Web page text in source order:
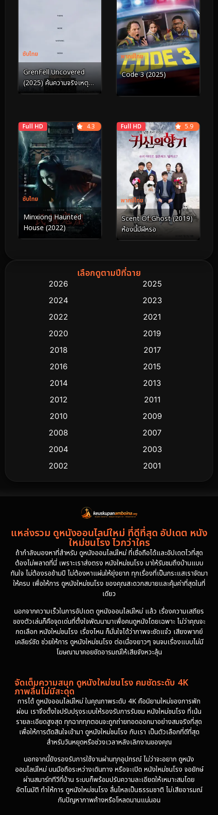
ซับไทย
GrenFell Uncovered
(2025) ค้นความจริงเหตุ
เพลิงไหม้เกรมเฟลล์
พากย์ไทย
Code 3 (2025)
Full HD
ซับไทย
4.3
Minxiong Haunted
House (2022)
Full HD
พากย์ไทย
5.9
Scent Of Ghost (2019)
ห้องนี้มีผีหรอ
เลือกดูตามปีที่ฉาย
2026
2025
2024
2023
2022
2021
2020
2019
2018
2017
2016
2015
2014
2013
2012
2011
2010
2009
2008
2007
2004
2003
2002
2001
2000
1997
1986
1985
1981
1978
1974
แหล่งรวม ดูหนังออนไลน์ใหม่ ที่ดีที่สุด อัปเดต หนัง
ใหม่ชนโรง ไวกว่าใคร
ถ้ากำลังมองหาที่สำหรับ ดูหนังออนไลน์ใหม่ ที่เชื่อถือได้และอัปเดตไวที่สุด
ต้องไม่พลาดที่นี่ เพราะเราส่งตรง หนังใหม่ชนโรง มาให้รับชมถึงบ้านแบบ
ทันใจ ไม่ต้องรอข้ามปี ไม่ต้องหาแผ่นให้ยุ่งยาก ทุกเรื่องที่เป็นกระแสเราจัดมา
ให้ครบ เพื่อให้การ ดูหนังใหม่ชนโรง ของคุณสะดวกสบายและคุ้มค่าที่สุดในที่
เดียว
นอกจากความเร็วในการอัปเดต ดูหนังออนไลน์ใหม่ แล้ว เรื่องความเสถียร
ของตัวเล่นก็คือจุดเด่นที่ตั้งใจพัฒนามาเพื่อคนดูหนังโดยเฉพาะ ไม่ว่าคุณจะ
กดเลือก หนังใหม่ชนโรง เรื่องไหน ก็มั่นใจได้ว่าภาพจะชัดแจ๋ว เสียงพากย์
เคลียร์ชัด ช่วยให้การ ดูหนังใหม่ชนโรง ต่อเนื่องยาวๆ จนจบเรื่องแบบไม่มี
โฆษณามาคอยขัดอารมณ์ให้เสียจังหวะลุ้น
จัดเต็มความสนุก ดูหนังใหม่ชนโรง คมชัดระดับ 4K
ภาพลื่นไม่มีสะดุด
การได้ ดูหนังออนไลน์ใหม่ ในคุณภาพระดับ 4K คือนิยามใหม่ของการพัก
ผ่อน เราจึงตั้งใจปรับปรุงระบบให้รองรับการรับชม หนังใหม่ชนโรง ที่เน้น
รายละเอียดสูงสุด ทุกฉากทุกตอนจะถูกถ่ายทอดออกมาอย่างสมจริงที่สุด
เพื่อให้การตัดสินใจเข้ามา ดูหนังใหม่ชนโรง กับเรา เป็นตัวเลือกที่ดีที่สุด
สำหรับวันหยุดหรือช่วงเวลาหลังเลิกงานของคุณ
นอกจากนี้ยังรองรับการใช้งานผ่านทุกอุปกรณ์ ไม่ว่าจะอยาก ดูหนัง
ออนไลน์ใหม่ บนมือถือระหว่างเดินทาง หรือจะเปิด หนังใหม่ชนโรง จอยักษ์
ผ่านสมาร์ททีวีที่บ้าน ระบบก็พร้อมปรับความละเอียดให้เหมาะสมโดย
อัตโนมัติ ทำให้การ ดูหนังใหม่ชนโรง ลื่นไหลเป็นธรรมชาติ ไม่เสียอารมณ์
กับปัญหาภาพค้างหรือโหลดนานแน่นอน